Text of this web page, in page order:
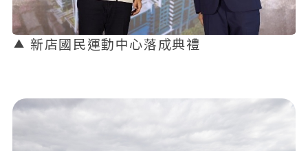
新店國民運動中心落成典禮